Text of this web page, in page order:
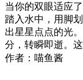
当你的双眼适应
踏入水中，用脚
出星星点点的光
分，转瞬即逝。
作者：喵鱼酱